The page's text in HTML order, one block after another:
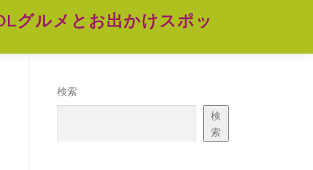
グルメとお出かけスポッ
検索
検
索